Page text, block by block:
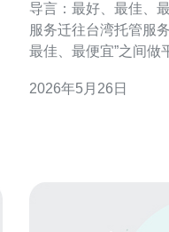
项
导言：最好、最佳、
服务迁往台湾托管服
最佳、最便宜”之间做
可能牺牲部分服务质
2026年5月26日